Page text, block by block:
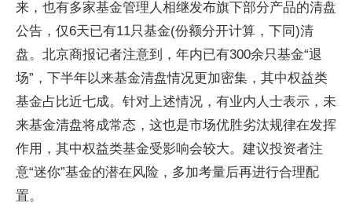
来，也有多家基金管理人相继发布旗下部分产品的清盘
公告，仅6天已有11只基金(份额分开计算，下同)清
盘。北京商报记者注意到，年内已有300余只基金“退
场”，下半年以来基金清盘情况更加密集，其中权益类
基金占比近七成。针对上述情况，有业内人士表示，未
来基金清盘将成常态，这也是市场优胜劣汰规律在发挥
作用，其中权益类基金受影响会较大。建议投资者注
意“迷你”基金的潜在风险，多加考量后再进行合理配
置。